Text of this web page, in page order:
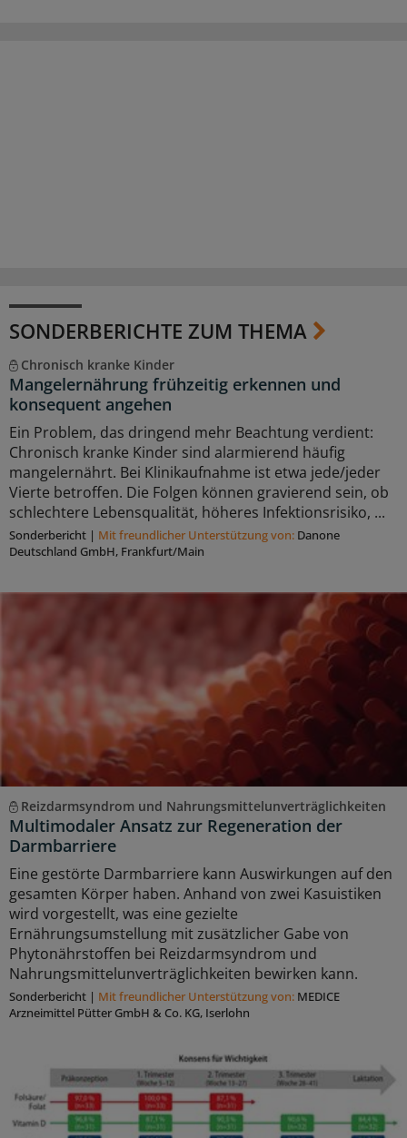
SONDERBERICHTE ZUM THEMA
Chronisch kranke Kinder
Mangelernährung frühzeitig erkennen und
konsequent angehen
Ein Problem, das dringend mehr Beachtung verdient:
Chronisch kranke Kinder sind alarmierend häufig
mangelernährt. Bei Klinikaufnahme ist etwa jede/jeder
Vierte betroffen. Die Folgen können gravierend sein, ob
schlechtere Lebensqualität, höheres Infektionsrisiko, ...
Sonderbericht | Mit freundlicher Unterstützung von: Danone
Deutschland GmbH, Frankfurt/Main
Reizdarmsyndrom und Nahrungsmittelunverträglichkeiten
Multimodaler Ansatz zur Regeneration der
Darmbarriere
Eine gestörte Darmbarriere kann Auswirkungen auf den
gesamten Körper haben. Anhand von zwei Kasuistiken
wird vorgestellt, was eine gezielte
Ernährungsumstellung mit zusätzlicher Gabe von
Phytonährstoffen bei Reizdarmsyndrom und
Nahrungsmittelunverträglichkeiten bewirken kann.
Sonderbericht | Mit freundlicher Unterstützung von: MEDICE
Arzneimittel Pütter GmbH & Co. KG, Iserlohn